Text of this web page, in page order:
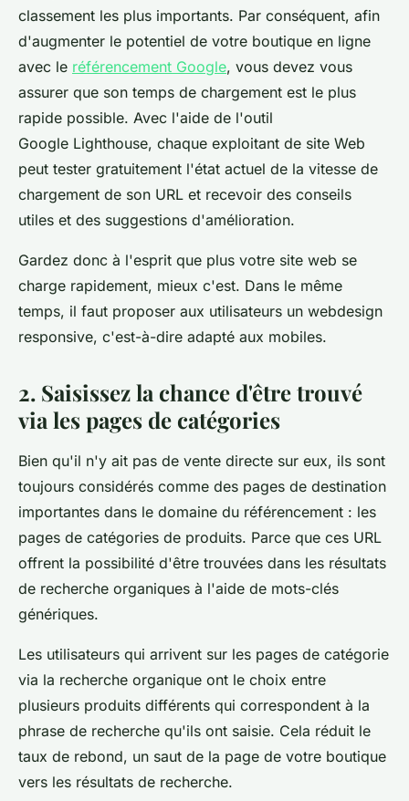
classement les plus importants. Par conséquent, afin
d'augmenter le potentiel de votre boutique en ligne
avec le référencement Google, vous devez vous
assurer que son temps de chargement est le plus
rapide possible. Avec l'aide de l'outil
Google Lighthouse, chaque exploitant de site Web
peut tester gratuitement l'état actuel de la vitesse de
chargement de son URL et recevoir des conseils
utiles et des suggestions d'amélioration.
Gardez donc à l'esprit que plus votre site web se
charge rapidement, mieux c'est. Dans le même
temps, il faut proposer aux utilisateurs un webdesign
responsive, c'est-à-dire adapté aux mobiles.
2. Saisissez la chance d'être trouvé
via les pages de catégories
Bien qu'il n'y ait pas de vente directe sur eux, ils sont
toujours considérés comme des pages de destination
importantes dans le domaine du référencement : les
pages de catégories de produits. Parce que ces URL
offrent la possibilité d'être trouvées dans les résultats
de recherche organiques à l'aide de mots-clés
génériques.
Les utilisateurs qui arrivent sur les pages de catégorie
via la recherche organique ont le choix entre
plusieurs produits différents qui correspondent à la
phrase de recherche qu'ils ont saisie. Cela réduit le
taux de rebond, un saut de la page de votre boutique
vers les résultats de recherche.